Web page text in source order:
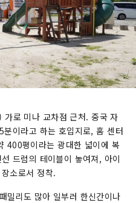
로 미나 교차점 근처. 중국 자
이라고 하는 호입지로, 홈 센터
400평이라는 광대한 넓이에 복
드럼의 테이블이 놓여져, 아이
소로서 정착.
밀리도 많아 일부러 한신간이나